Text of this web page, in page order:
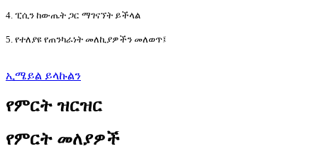
4. ፒሲን ከውጤት ጋር ማገናኘት ይችላል
5. የተለያዩ የጠንካራነት መለኪያዎችን መለወጥ፤
ኢሜይል ይላኩልን
የምርት ዝርዝር
የምርት መለያዎች